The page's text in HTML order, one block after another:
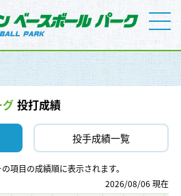
投打成績
投手成績一覧
項目の成績順に表示されます。
2026/08/06 現在